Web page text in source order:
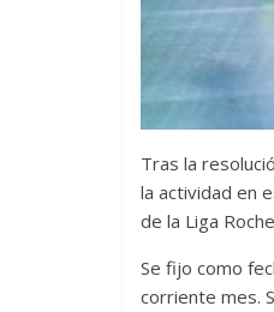
Tras la
la actividad en
de la Liga
Se fijo como
corriente mes.